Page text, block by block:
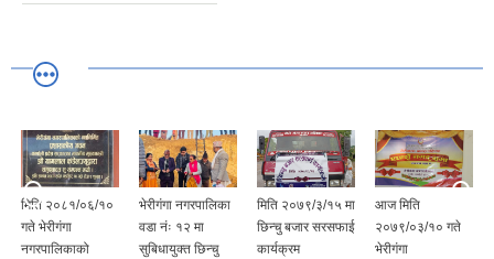
मिति २०८१/०६/१०
गते भेरीगंगा
नगरपालिकाको
भेरीगंगा नगरपालिका
वडा नंः १२ मा
सुबिधायुक्त छिन्चु
मिति २०७९/३/१५ मा
छिन्चु बजार सरसफाई
कार्यक्रम
आज मिति
२०७९/०३/१० गते
भेरीगंगा